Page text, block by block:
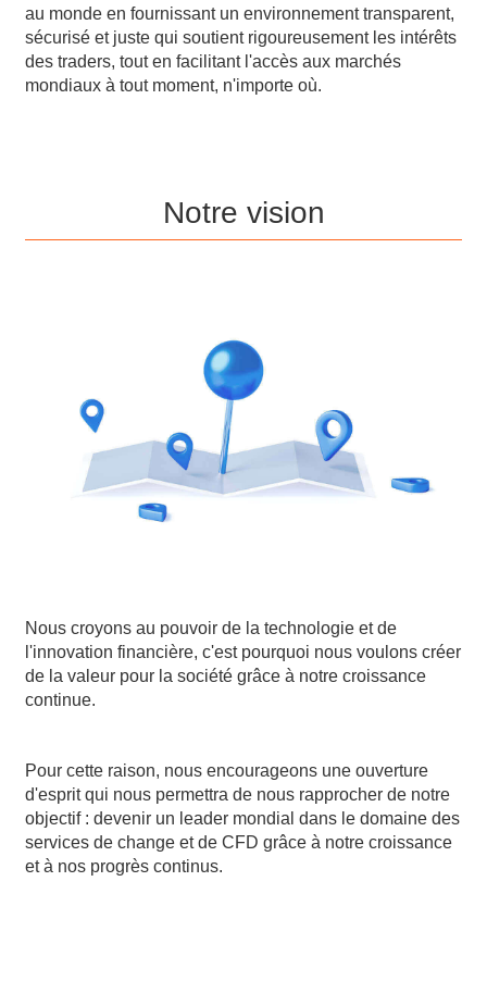
au monde en fournissant un environnement transparent,
sécurisé et juste qui soutient rigoureusement les intérêts
des traders, tout en facilitant l'accès aux marchés
mondiaux à tout moment, n'importe où.
Notre vision
Nous croyons au pouvoir de la technologie et de
l'innovation financière, c'est pourquoi nous voulons créer
de la valeur pour la société grâce à notre croissance
continue.
Pour cette raison, nous encourageons une ouverture
d'esprit qui nous permettra de nous rapprocher de notre
objectif : devenir un leader mondial dans le domaine des
services de change et de CFD grâce à notre croissance
et à nos progrès continus.